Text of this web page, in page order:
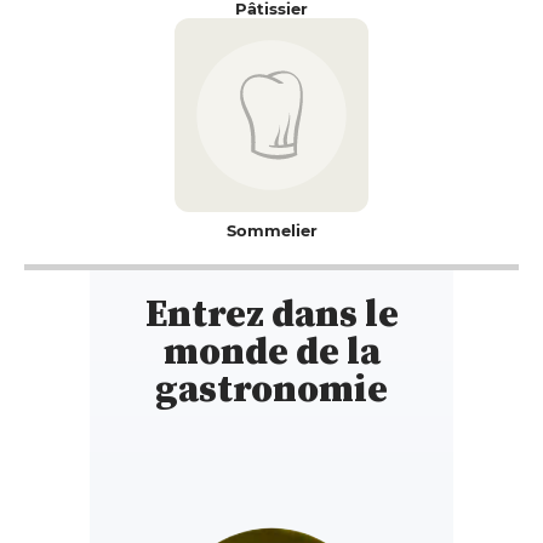
Pâtissier
Sommelier
Entrez dans le
monde de la
gastronomie